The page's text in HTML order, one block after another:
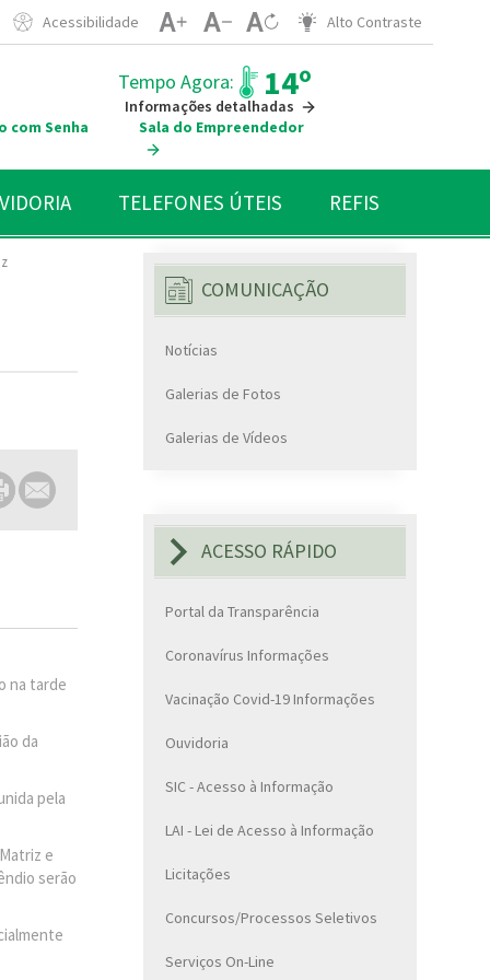
Acessibilidade Alto Contraste
Tempo Agora: 14º
Informações detalhadas
com Senha
Sala do Empreendedor
TELEFONES ÚTEIS REFIS
na tarde
da
pela
e
serão
COMUNICAÇÃO
Notícias
Galerias de Fotos
Galerias de Vídeos
ACESSO RÁPIDO
Portal da Transparência
Coronavírus Informações
Vacinação Covid-19 Informações
Ouvidoria
SIC - Acesso à Informação
LAI - Lei de Acesso à Informação
Licitações
Concursos/Processos Seletivos
Serviços On-Line